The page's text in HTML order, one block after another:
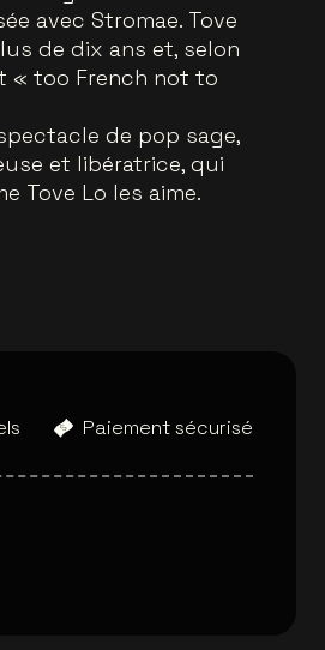
avec Stromae. Tove
de dix ans et, selon
« too French not to
de pop sage,
et libératrice, qui
Tove Lo les aime.
Paiement sécurisé